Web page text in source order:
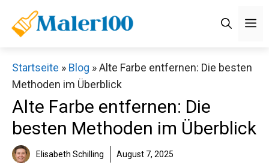
Inhalt
springen
Startseite » Blog »Alte Farbe entfernen: Die besten
Methoden im Überblick
Alte Farbe entfernen: Die
besten Methoden im Überblick
Elisabeth Schilling August 7, 2025